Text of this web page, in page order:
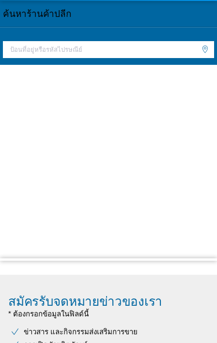
ค้นหาร้านค้าปลีก
สมัครรับจดหมายข่าวของเรา
* ต้องกรอกข้อมูลในฟิลด์นี้
ข่าวสาร และกิจกรรมส่งเสริมการขาย